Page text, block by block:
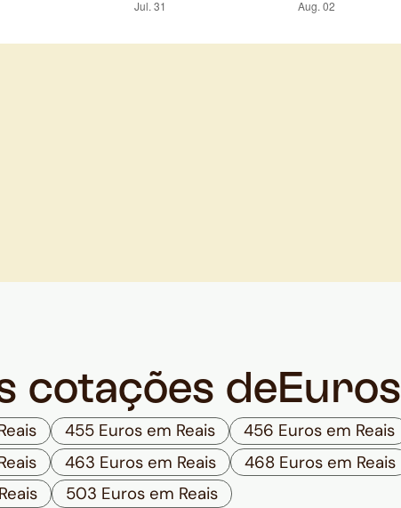
cotações de Euros
455 Euros em Reais 456 Euros em Reais
463 Euros em Reais 468 Euros em Reais
503 Euros em Reais